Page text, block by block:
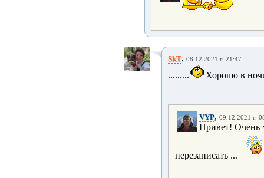
SkT, 08.12.2021 г. 21:47
......... Хорошо в
VYP, 09.12.2021 г.
Привет! Очень
перезаписать ...